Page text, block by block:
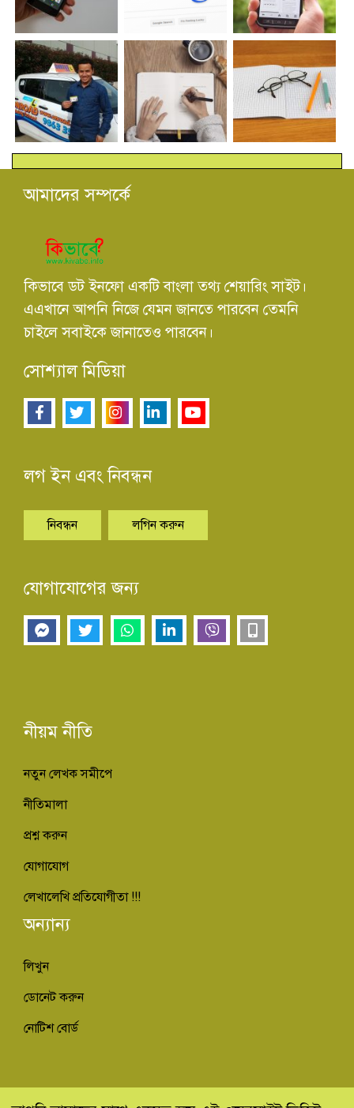
আমাদের সম্পর্কে
কিভাবে ডট ইনফো একটি বাংলা তথ্য শেয়ারিং সাইট।
এএখানে আপনি নিজে যেমন জানতে পারবেন তেমনি
চাইলে সবাইকে জানাতেও পারবেন।
সোশ্যাল মিডিয়া
লগ ইন এবং নিবন্ধন
নিবন্ধন লগিন করুন
যোগাযোগের জন্য
নীয়ম নীতি
নতুন লেখক সমীপে
নীতিমালা
প্রশ্ন করুন
যোগাযোগ
লেখালেখি প্রতিযোগীতা !!!
অন্যান্য
লিখুন
ডোনেট করুন
নোটিশ বোর্ড